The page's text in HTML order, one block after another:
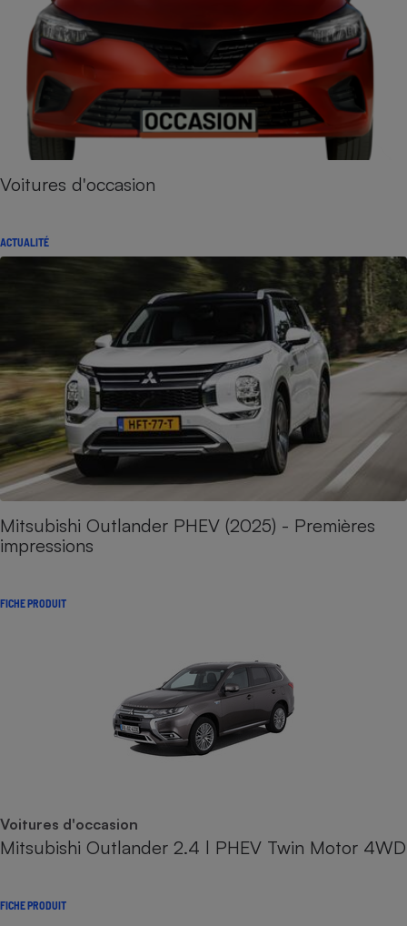
Voitures d'occasion
ACTUALITÉ
Mitsubishi Outlander PHEV (2025) - Premières
impressions
FICHE PRODUIT
Voitures d'occasion
Mitsubishi Outlander 2.4 l PHEV Twin Motor 4WD
FICHE PRODUIT